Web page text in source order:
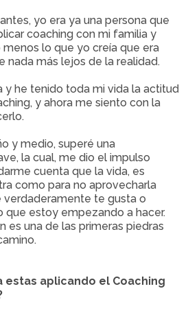
yo era ya una persona que
coaching con mi familia y
menos lo que yo creía que era
nada más lejos de la realidad.
y he tenido toda mi vida la actitud
y ahora me siento con la
y medio, superé una
la cual, me dio el impulso
cuenta que la vida, es
como para no aprovecharla
verdaderamente te gusta o
que estoy empezando a hacer.
es una de las primeras piedras
estas aplicando el Coaching